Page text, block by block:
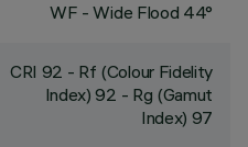
WF - Wide Flood 44°
CRI 92 - Rf (Colour Fidelity
Index) 92 - Rg (Gamut
Index) 97